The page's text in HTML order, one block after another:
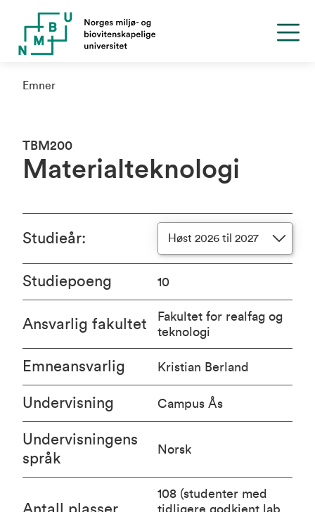
Emner
TBM200
Materialteknologi
Studieår: Høst 2026 til 2027
Studiepoeng 10
Ansvarlig fakultet
Fakultet for realfag og
teknologi
Emneansvarlig Kristian Berland
Undervisning Campus Ås
Undervisningens
språk
Norsk
Antall plasser
108 (studenter med
tidligere godkjent lab